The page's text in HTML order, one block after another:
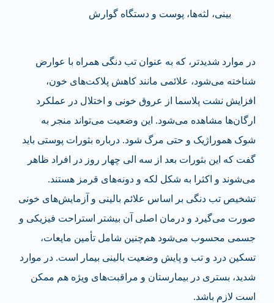
بینی، لثه‌ها، پوست و دستگاه گوارش
در موارد شدیدتر، که به عنوان تب دنگی همراه با عوارض
شناخته می‌شود، علائمی مانند کاهش پلاکت‌های خون،
افزایش نشت پلاسما از عروق خونی و اختلال در عملکرد
ارگان‌ها مشاهده می‌شود. این وضعیت می‌تواند منجر به
شوک هموراژیک و حتی مرگ شود. درباره بثورات پوستی باید
گفت که این بثورات بعد از سه الی چهار روز در افراد ظاهر
می‌شوند و اکثرا به شکل لکه و دونه‌های قرمز هستند.
تشخیص تب دنگی بر اساس علائم بالینی و آزمایش‌های خونی
صورت می‌گیرد و درمان اصلی آن بیشتر استراحت فیزیکی و
جسمی محسوب می‌شود هم‌چنین شامل تأمین مایعات،
تسکین درد و تب و پایش وضعیت بالینی بیمار است. در موارد
شدید، بستری در بیمارستان و مراقبت‌های ویژه هم ممکن
است لازم باشد.